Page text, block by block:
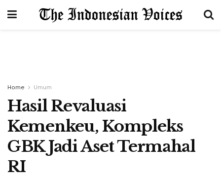
Home Umum
Hasil Revaluasi
Kemenkeu, Kompleks
GBK Jadi Aset Termahal
RI